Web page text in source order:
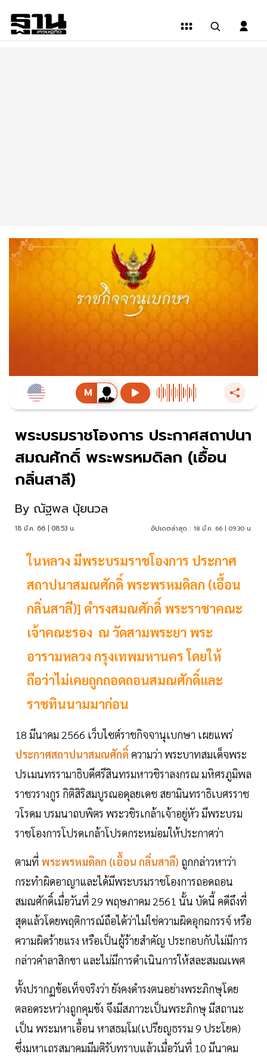
พระบรมราชโองการ ประกาศสถาปนา
สมณศักดิ์ พระพรหมดิลก (เอื้อน
กลิ่นสาลี)
By ณัฐพล นุ้ยนวล
18 มี.ค. 66 | 08:53 น. อัปเดตล่าสุด : 18 มี.ค. 66 | 09:30 น.
ในหลวง มีพระบรมราชโองการ ประกาศ
สถาปนาสมณศักดิ์ พระพรหมดิลก (เอื้อน
กลิ่นสาลี)] ดำรงสมณศักดิ์ พระราชาคณะ
เจ้าคณะรอง ณ วัดสามพระยา พระ
อารามหลวง กรุงเทพมหานคร โดยให้
ถือว่าไม่เคยถูกถอดถอนสมณศักดิ์และ
ราชทินนามมาก่อน
18 มีนาคม 2566 เว็บไซต์ราชกิจจานุเบกษา เผยแพร่
ประกาศสถาปนาสมณศักดิ์ ความว่า พระบาทสมเด็จพระ
ปรเมนทรรามาธิบดีศรีสินทรมหาวชิราลงกรณ มหิศรภูมิพล
ราชวรางกูร กิติสิริสมบูรณอดุลยเดช สยามินทราธิเบศรราช
วโรดม บรมนาถบพิตร พระวชิรเกล้าเจ้าอยู่หัว มีพระบรม
ราชโองการโปรดเกล้าโปรดกระหม่อมให้ประกาศว่า
ตามที่ พระพรหมดิลก (เอื้อน กลิ่นสาลี) ถูกกล่าวหาว่า
กระทำผิดอาญาและได้มีพระบรมราชโองการถอดถอน
สมณศักดิ์เมื่อวันที่ 29 พฤษภาคม 2561 นั้น บัดนี้ คดีถึงที่
สุดแล้วโดยพฤติการณ์ถือได้ว่าไม่ใช่ความผิดอุกฉกรรจ์ หรือ
ความผิดร้ายแรง หรือเป็นผู้ร้ายสำคัญ ประกอบกับไม่มีการ
กล่าวคำลาสิกขา และไม่มีการดำเนินการให้สละสมณเพศ
ทั้งปรากฏข้อเท็จจริงว่า ยังคงดำรงตนอย่างพระภิกษุโดย
ตลอดระหว่างถูกคุมขัง จึงมีสภาวะเป็นพระภิกษุ มีสถานะ
เป็น พระมหาเอื้อน หาสธมฺโม(เปรียญธรรม 9 ประโยค)
ซึ่งมหาเถรสมาคมมีมติรับทราบแล้วเมื่อวันที่ 10 มีนาคม